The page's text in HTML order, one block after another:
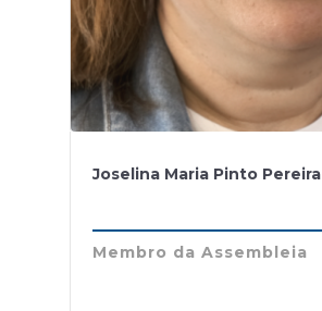
Joselina Maria Pinto Pereira
Membro da Assembleia